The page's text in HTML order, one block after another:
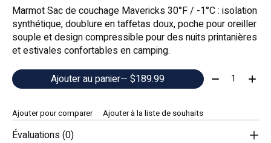
Marmot Sac de couchage Mavericks 30°F / -1°C : isolation
synthétique, doublure en taffetas doux, poche pour oreiller
souple et design compressible pour des nuits printanières
et estivales confortables en camping.
Ajouter au panier
— $189.99 Quantité:
Ajouter pour comparer Ajouter à la liste de souhaits
Évaluations (0)